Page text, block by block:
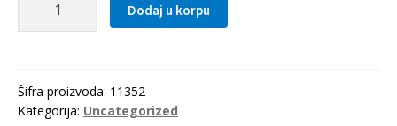
13x2550
količina
Dodaj u korpu
Šifra proizvoda: 11352
Kategorija: Uncategorized